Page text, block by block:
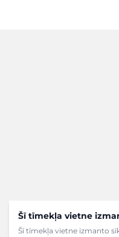
Šī tīmekļa vietne
Šī tīmekļa vietne izmanto